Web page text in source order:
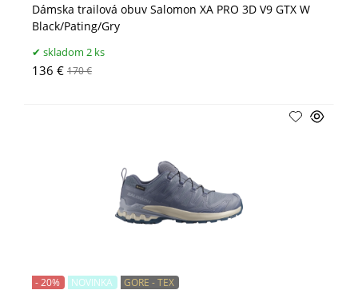
Dámska trailová obuv Salomon XA PRO 3D V9 GTX W
Black/Pating/Gry
skladom 2 ks
136 € 170 €
- 20% NOVINKA GORE - TEX